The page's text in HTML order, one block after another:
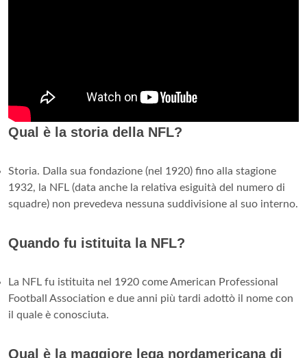
Qual è la storia della NFL?
Storia. Dalla sua fondazione (nel 1920) fino alla stagione
1932, la NFL (data anche la relativa esiguità del numero di
squadre) non prevedeva nessuna suddivisione al suo interno.
Quando fu istituita la NFL?
La NFL fu istituita nel 1920 come American Professional
Football Association e due anni più tardi adottò il nome con
il quale è conosciuta.
Qual è la maggiore lega nordamericana di